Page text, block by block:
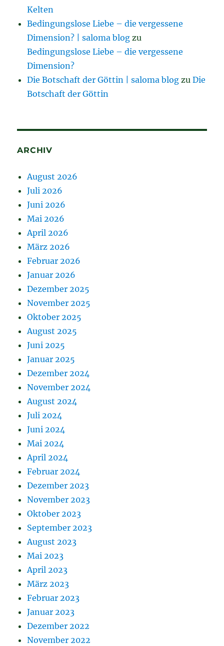
Kelten
Bedingungslose Liebe – die vergessene
Dimension? | saloma blog zu
Bedingungslose Liebe – die vergessene
Dimension?
Die Botschaft der Göttin | saloma blog zuDie
Botschaft der Göttin
ARCHIV
August 2026
Juli 2026
Juni 2026
Mai 2026
April 2026
März 2026
Februar 2026
Januar 2026
Dezember 2025
November 2025
Oktober 2025
August 2025
Juni 2025
Januar 2025
Dezember 2024
November 2024
August 2024
Juli 2024
Juni 2024
Mai 2024
April 2024
Februar 2024
Dezember 2023
November 2023
Oktober 2023
September 2023
August 2023
Mai 2023
April 2023
März 2023
Februar 2023
Januar 2023
Dezember 2022
November 2022